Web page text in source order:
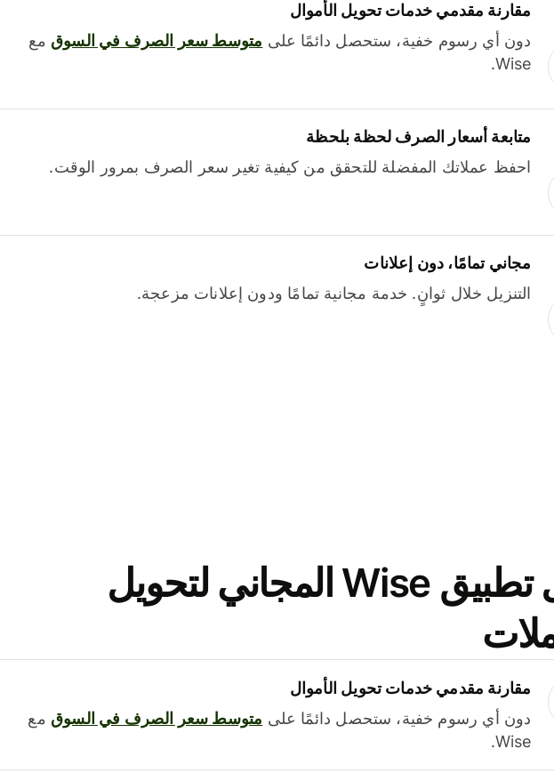
مقارنة مقدمي خدمات تحويل الأموال
دون أي رسوم خفية، ستحصل دائمًا على متوسط ​​سعر الصرف في السوق مع
Wise.
متابعة أسعار الصرف لحظة بلحظة
احفظ عملاتك المفضلة للتحقق من كيفية تغير سعر الصرف بمرور الوقت.
مجاني تمامًا، دون إعلانات
التنزيل خلال ثوانٍ. خدمة مجانية تمامًا ودون إعلانات مزعجة.
نزّل تطبيق Wise المجاني لتحويل
مقارنة مقدمي خدمات تحويل الأموال
دون أي رسوم خفية، ستحصل دائمًا على متوسط ​​سعر الصرف في السوق مع
Wise.